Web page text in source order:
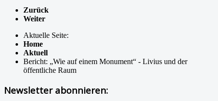
Zurück
Weiter
Aktuelle Seite:
Home
Aktuell
Bericht: „Wie auf einem Monument“ - Livius und der
öffentliche Raum
Newsletter abonnieren: